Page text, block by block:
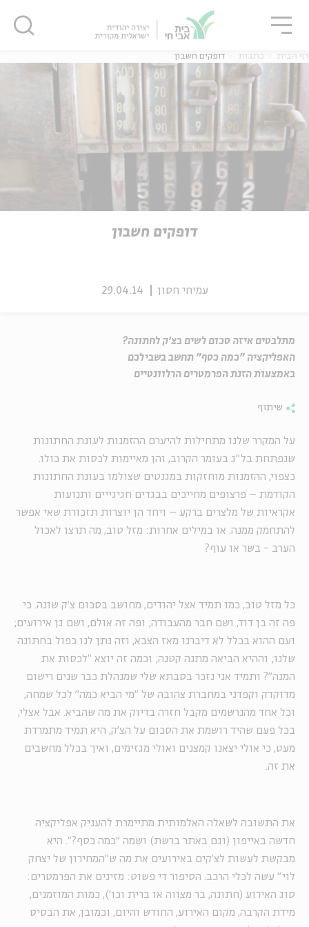
דף הבית כתבות דופקים חשבון
דופקים חשבון
עמיחי חסון 29.04.14
מתלבטים איזה סכום לשים בצ'ק לחתונה?
האפליקציה "כמה כסף" תחשב בשבילכם
באמצעות הזנת הפרמטרים הרלוונטיים
שיתוף
על המקרר שלנו מתחילות להיערם ההזמנות לעונת החתונות
שנפתחת בל"ג בעומר הקרוב, והן מאיימות לכסות את כולו.
כצפוי, ההזמנות מוחזקות במגנטים שצולמו בעונת החתונות
הקודמת – פרצופים מחייכים בבגדים חגיגייים ותנועות
אקראיות של מלצרים ברקע – ויחד הן יוצרות תזכורת שאי אפשר
להתחמק ממנה. או במילים אחרות: מזל טוב, מה תרצו לאכול
הערב - בשר או עוף?
כל מזל טוב, כמו תמיד אצל יהודים, מחושב בסכום צ'ק שונה. כי
פה זה בן דוד, ושם חבר מהעבודה; ופה זה אולם, ושם גן אירועים;
ועם ההוא בכלל לא דיברנו מאז הצבא, וזה נתן לנו כפול בחתונה
שלנו; וההיא הביאה מתנה קטנה; וכמה זה יוצא "לכסות את
המנה"? ותמיד אני נזכר בסבתא שלי שמנהלת כבר שנים רישום
מדוקדק וקפדני במחברת צהובה של "מי הביא כמה" לכל שמחה,
וכל אחד מהנרשמים מקבל חזרה בדיוק את מה שהביא. אבל אצלי,
בכל פעם שהיד רושמת את הסכום על הצ'ק, היא תמיד מתמרדת
מעט, כי אולי יצאנו קמצנים ואולי מגזימים, ואיך בכלל מחשבים
את זה.
את התשובה לשאלה האלמותית מתיימרת להעניק אפליקציה
חדשה באייפון (וגם באתר ברשת) ושמה "כמה כסף?". היא
מבקשת לעשות לצ'קים באירועים את מה ש"המחירון של יצחק
לוי" עשה לכלי הרכב. הסיפור די פשוט: מזינים את הפרמטרים:
סוג האירוע (חתונה, בר מצווה או ברית וכו'), כמות המוזמנים,
מידת הקרבה, מקום האירוע, החודש והיום, וכמובן, את הבסיס
סגור